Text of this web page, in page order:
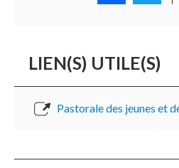
LIEN(S) UTILE(S)
Pastorale des jeunes et